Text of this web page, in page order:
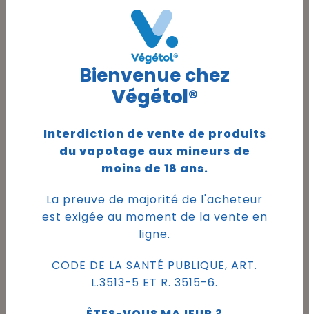
L'hypnose pour arrêter de
est un état de
conscience modifié dans lequel
la personne est plus réceptive
aux suggestions. Pour le
sevrage tabagique, un
hypnothérapeute qualifié
utilise des suggestions verbales
pour aider la personne à
sentiments et ses
comportements liés au
tabagisme. Les suggestions
motivation à arrêter, à rendre
le tabac moins attrayant, à
Bienvenue chez
Végétol®
Interdiction de vente de produits
du vapotage aux mineurs de
moins de 18 ans.
La preuve de majorité de l'acheteur
est exigée au moment de la vente en
ligne.
CODE DE LA SANTÉ PUBLIQUE, ART.
L.3513-5 ET R. 3515-6.